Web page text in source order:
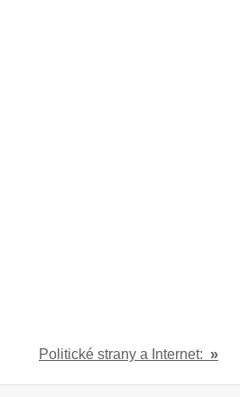
Politické strany a Internet: »